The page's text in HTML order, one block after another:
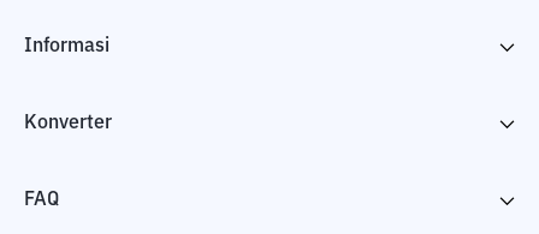
Informasi
Konverter
FAQ